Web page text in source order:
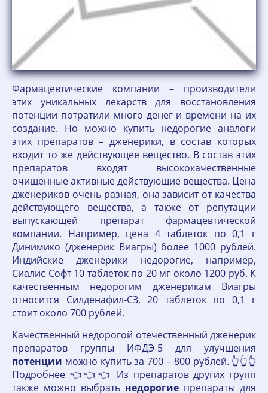
Фармацевтические компании – производители
этих уникальных лекарств для восстановления
потенции потратили много денег и времени на их
создание. Но можно купить недорогие аналоги
этих препаратов – дженерики, в состав которых
входит то же действующее вещество. В состав этих
препаратов входят высококачественные
очищенные активные действующие вещества. Цена
дженериков очень разная, она зависит от качества
действующего вещества, а также от репутации
выпускающей препарат фармацевтической
компании. Например, цена 4 таблеток по 0,1 г
Динимико (дженерик Виагры) более 1000 рублей.
Индийские дженерики недорогие, например,
Сиалис Софт 10 таблеток по 20 мг около 1200 руб. К
качественным недорогим дженерикам Виагры
относится Силденафил-СЗ, 20 таблеток по 0,1 г
стоит около 700 рублей.
Качественный недорогой отечественный дженерик
препаратов группы ИФДЭ-5 для улучшения
потенции можно купить за 700 – 800 рублей. 👆👆👆
Подробнее 👈👈👈 Из препаратов других групп
также можно выбрать недорогие препараты для